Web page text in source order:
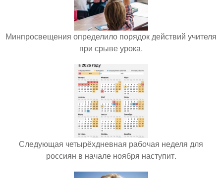
Минпросвещения определило порядок действий учителя
при срыве урока.
Следующая четырёхдневная рабочая неделя для
россиян в начале ноября наступит.